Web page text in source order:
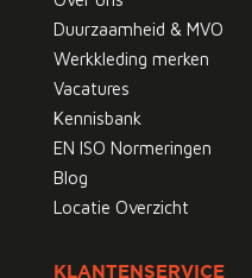
Duurzaamheid & MVO
Werkkleding merken
Vacatures
Kennisbank
EN ISO Normeringen
Blog
Locatie Overzicht
KLANTENSERVICE